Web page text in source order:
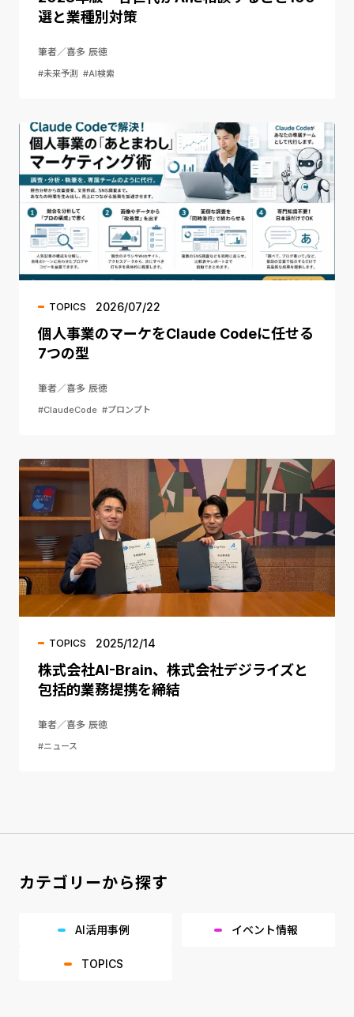
選と業種別対策
筆者／喜多 辰徳
#未来予測 #AI検索
TOPICS 2026/07/22
個人事業のマーケをClaude Codeに任せる
7つの型
筆者／喜多 辰徳
#ClaudeCode #プロンプト
TOPICS 2025/12/14
株式会社AI-Brain、株式会社デジライズと
包括的業務提携を締結
筆者／喜多 辰徳
#ニュース
カテゴリーから探す
AI活用事例 イベント情報
TOPICS